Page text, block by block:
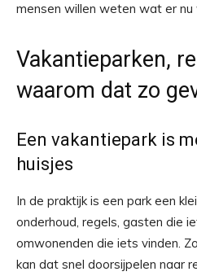
mensen willen weten wat er
Vakantieparken,
waarom dat zo
Een vakantiepark is
huisjes
In de praktijk is een park een
onderhoud, regels, gasten die
omwonenden die iets vinden.
kan dat snel doorsijpelen naar